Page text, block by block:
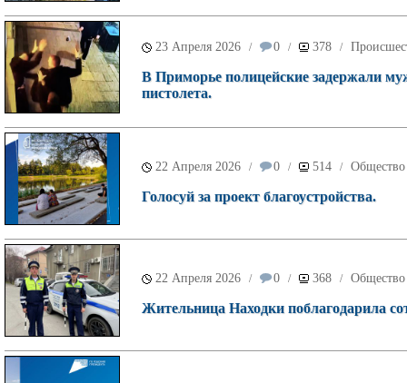
23 Апреля 2026 / 0 / 378 /
В Приморье полицейские задержали
пистолета.
22 Апреля 2026 / 0 / 514 / Общество
Голосуй за проект благоустройства.
22 Апреля 2026 / 0 / 368 / Общество
Жительница Находки поблагодарила